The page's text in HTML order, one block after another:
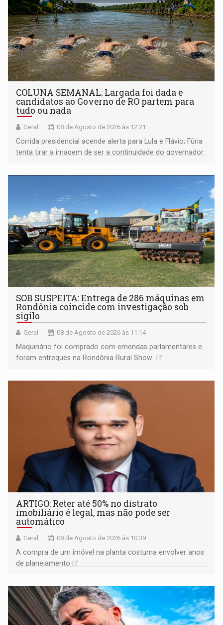
COLUNA SEMANAL: Largada foi dada e
candidatos ao Governo de RO partem para
tudo ou nada
Geral 08 de Agosto de 2026 às 12:21
Corrida presidencial acende alerta para Lula e Flávio; Fúria
tenta tirar a imagem de ser a continuidade do governador
não ter entrado no modo eleição; ABAV faz evento em
SOB SUSPEITA: Entrega de 286 máquinas em
Rondônia coincide com investigação sob
sigilo
Geral 08 de Agosto de 2026 às 11:14
Maquinário foi comprado com emendas parlamentares e
foram entregues na Rondônia Rural Show
ARTIGO: Reter até 50% no distrato
imobiliário é legal, mas não pode ser
automático
Geral 08 de Agosto de 2026 às 10:39
A compra de um imóvel na planta costuma envolver anos
de planejamento